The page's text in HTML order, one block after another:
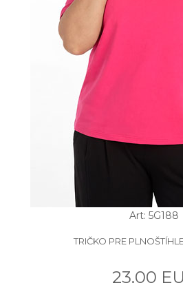
Art: 5G188
TRIČKO PRE
23.00